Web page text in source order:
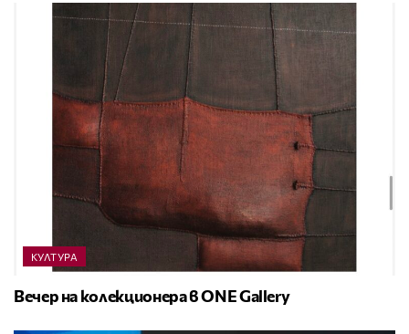
КУЛТУРА
Вечер на колекционера в ONE Gallery